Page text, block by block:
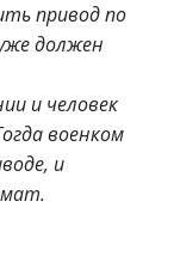
привод по
должен
и человек
военком
и